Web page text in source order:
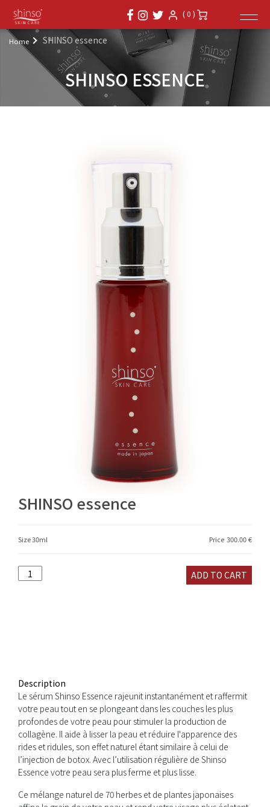
( 0 )
Home SHINSO essence
SHINSO ESSENCE
SHINSO essence
Size 30ml Price 300.00€
SHINSO
essence
ADD TO CART
Description
Le sérum Shinso Essence rajeunit instantanément et raffermit
votre peau tout en se plongeant dans les couches les plus
profondes de votre peau pour stimuler la production de
collagène. Il aide à lisser la peau et réduire l'apparence des
rides et ridules, son effet naturel étant similaire à celui de
l’injection de botox. Avec l’utilisation régulière de Shinso
Essence votre peau sera plus ferme et plus lisse.
Ce mélange naturel de 70 herbes et de plantes japonaises